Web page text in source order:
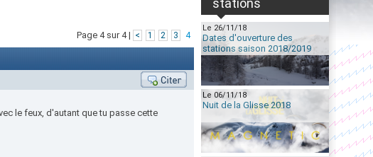
Page 4 sur 4 | < 1 2 3 4
le feux, d'autant que tu passe cette
stations
Le 26/11/18
Dates d'ouverture des
stations saison 2018/2019
Le 06/11/18
Nuit de la Glisse 2018